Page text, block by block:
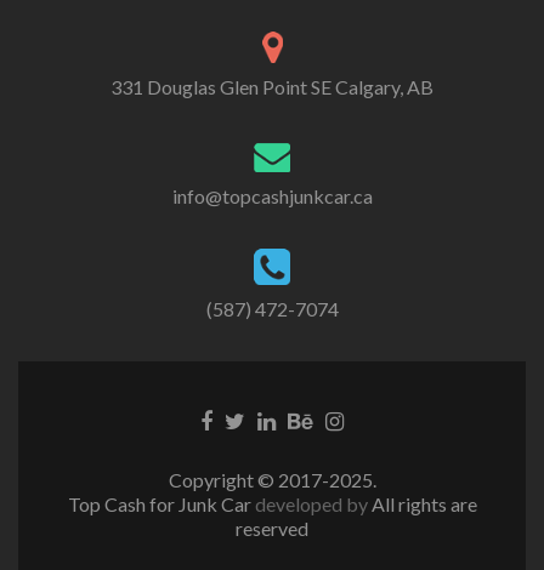
331 Douglas Glen Point SE Calgary, AB
info@topcashjunkcar.ca
(587) 472-7074
Facebook
Twitter
Linkedin
BehanceInstagram
Copyright © 2017-2025.
Top Cash for Junk Car developed byAll rights are
reserved